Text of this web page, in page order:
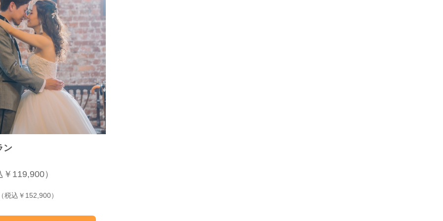
ン
119,900）
税込￥152,900）